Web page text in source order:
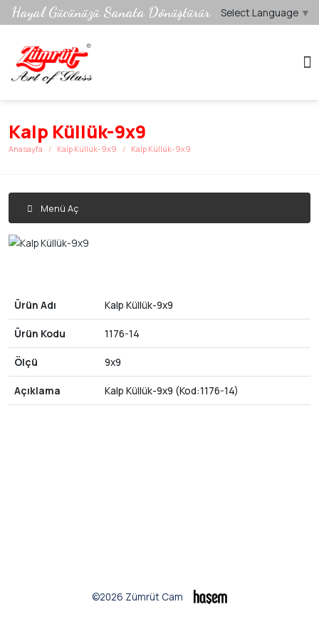
Hayal Gücünüzü Sanata Dönüştürür Select Language ▼
Kalp Küllük-9x9
Anasayfa Kalp Küllük-9x9 Kalp Küllük-9x9
Menü Aç
Ürün Adı Kalp Küllük-9x9
Ürün Kodu 1176-14
Ölçü 9x9
Açıklama Kalp Küllük-9x9 (Kod:1176-14)
©2026 Zümrüt Cam